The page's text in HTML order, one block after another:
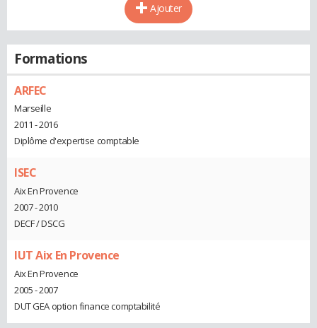
Ajouter
Formations
ARFEC
Marseille
2011 - 2016
Diplôme d'expertise comptable
ISEC
Aix En Provence
2007 - 2010
DECF / DSCG
IUT Aix En Provence
Aix En Provence
2005 - 2007
DUT GEA option finance comptabilité